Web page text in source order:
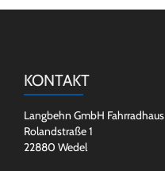
KONTAKT
Langbehn GmbH Fahrradhaus
Rolandstraße 1
22880 Wedel